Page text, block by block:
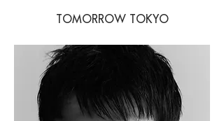
TOMORROW TOKYO